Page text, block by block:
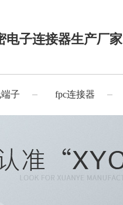
电子连接器生产厂家
子 fpc连接器